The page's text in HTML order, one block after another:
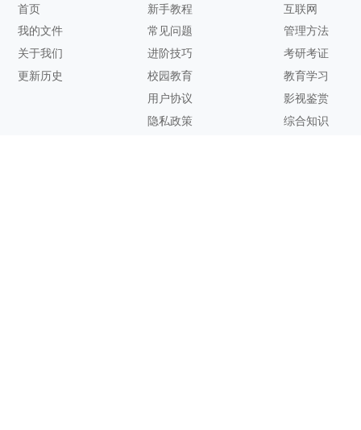
首页
我的文件
关于我们
更新历史
新手教程
常见问题
进阶技巧
校园教育
用户协议
隐私政策
互联网
管理方法
考研考证
教育学习
影视鉴赏
综合知识